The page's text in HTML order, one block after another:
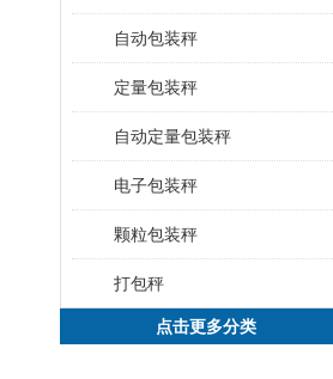
自动包装秤
定量包装秤
自动定量包装秤
电子包装秤
颗粒包装秤
打包秤
点击更多分类